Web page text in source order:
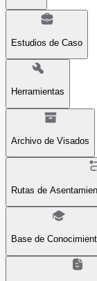
Estudios de Caso
Herramientas
Archivo de Visados
Rutas de
Base de